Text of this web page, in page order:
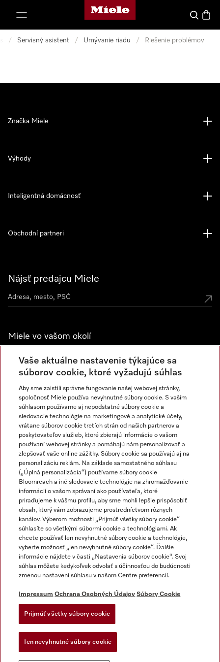
Domovská stránka spoločnosti Miele
Hľadať
/ Servisný asistent / Umývanie riadu / Riešenie problémov
Nájsť predajcu Miele
Miele vo vašom okolí
Spoznajte predajne Miele
Newsletter
Značka Miele
Výhody
Inteligentná domácnosť
Obchodní partneri
Impressum
Obchodné podmienky
Ochrana osobných údajov
Dodacie podmienky
Akt o digitalnych sluzbach
Miele na Instagrame
Miele na YouTube
Vaše aktuálne nastavenie týkajúce sa
súborov cookie, ktoré vyžadujú súhlas
Aby sme zaistili správne fungovanie našej webovej stránky,
spoločnosť Miele používa nevyhnutné súbory cookie. S vaším
súhlasom používame aj nepodstatné súbory cookie a
sledovacie technológie na marketingové a analytické účely,
vrátane súborov cookie tretích strán od našich partnerov a
poskytovateľov služieb, ktoré zbierajú informácie o vašom
používaní webovej stránky a pomáhajú nám personalizovať a
zlepšovať vaše online zážitky. Súbory cookie sa používajú aj na
personalizáciu reklám. Na základe samostatného súhlasu
(„Úplná personalizácia“) používame súbory cookie
Bloomreach a iné sledovacie technológie na zhromažďovanie
informácií o vašom správaní ako používateľa, ktoré
priraďujeme k vášmu profilu, aby sme mohli lepšie prispôsobiť
obsah, ktorý vám zobrazujeme prostredníctvom rôznych
kanálov. Výberom možnosti „Prijmúť všetky súbory cookie“
súhlasíte so všetkými súbormi cookie a technológiami. Ak
chcete používať len nevyhnutné súbory cookie a technológie,
vyberte možnosť „len nevyhnutné súbory cookie“. Ďalšie
informácie nájdete v časti „Nastavenia súborov cookie“. Svoj
súhlas môžete kedykoľvek odvolať s účinnosťou do budúcnosti
zmenou nastavení súhlasu v našom Centre preferencií.
Impressum Ochrana Osobných Údajov Súbory Cookie
Prijmúť všetky súbory cookie
Ien nevyhnutné súbory cookie